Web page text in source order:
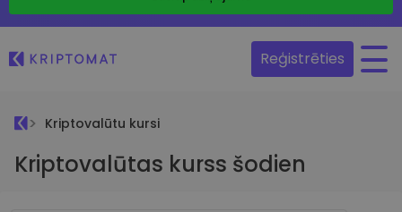
Reģistrēties
Kriptovalūtu kursi
Kriptovalūtas kurss šodien